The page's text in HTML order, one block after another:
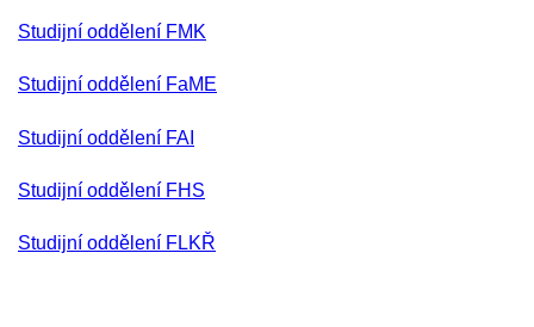
Studijní oddělení FMK
Studijní oddělení FaME
Studijní oddělení FAI
Studijní oddělení FHS
Studijní oddělení FLKŘ